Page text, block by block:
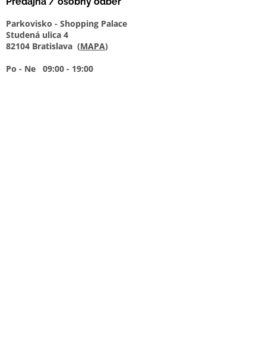
Parkovisko - Shopping Palace
Studená ulica 4
82104 Bratislava (MAPA)
Po - Ne 09:00 - 19:00